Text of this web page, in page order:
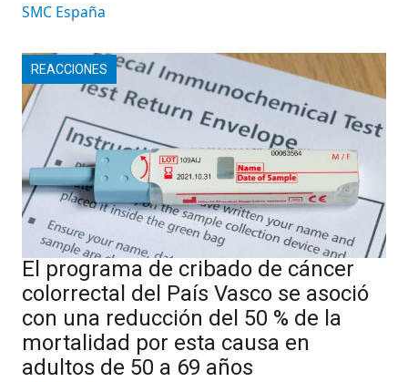
SMC España
REACCIONES
El programa de cribado de cáncer
colorrectal del País Vasco se asoció
con una reducción del 50 % de la
mortalidad por esta causa en
adultos de 50 a 69 años